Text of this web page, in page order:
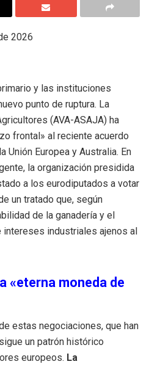
2026
y las instituciones
punto de ruptura. La
(AVA-ASAJA) ha
frontal» al reciente acuerdo
Unión Europea y Australia. En
la organización presidida
a los eurodiputados a votar
un tratado que, según
de la ganadería y el
industriales ajenos al
«eterna moneda de
estas negociaciones, que han
un patrón histórico
europeos. La